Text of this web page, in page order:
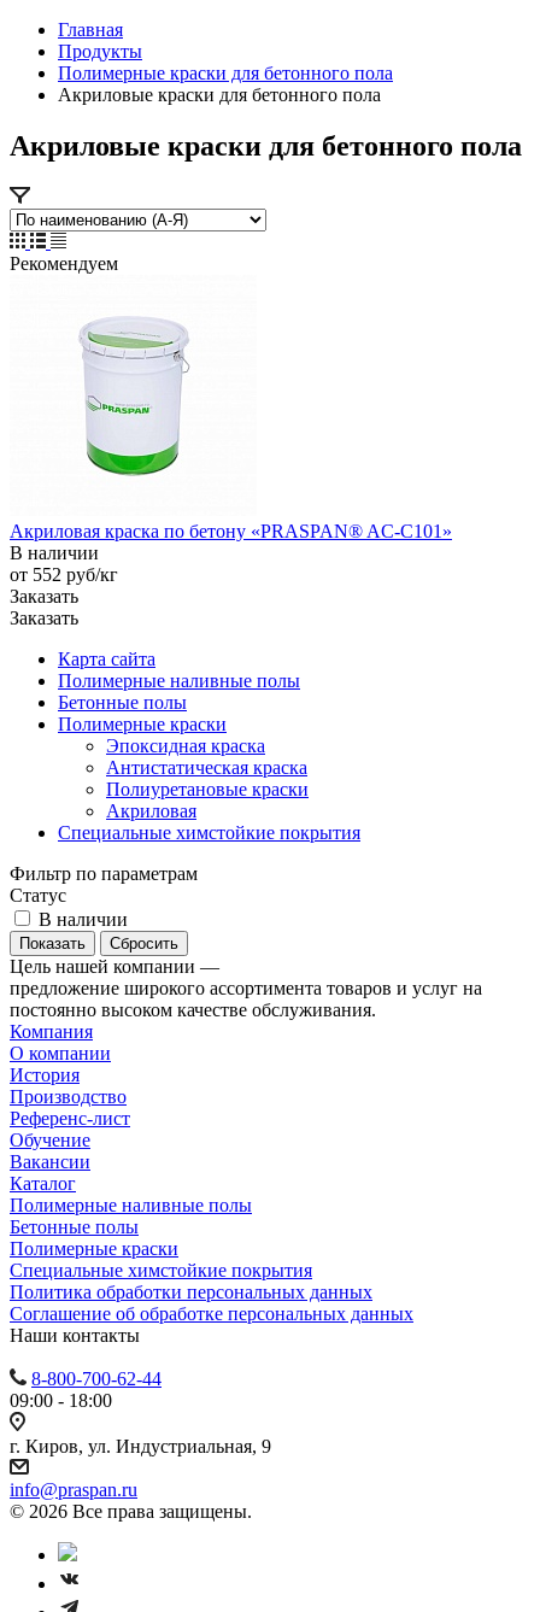
Главная
Продукты
Полимерные краски для бетонного пола
Акриловые краски для бетонного пола
Акриловые краски для бетонного пола
Рекомендуем
Акриловая краска по бетону «PRASPAN® AC-C101»
В наличии
от 552 руб/кг
Заказать
Заказать
Карта сайта
Полимерные наливные полы
Бетонные полы
Полимерные краски
Эпоксидная краска
Антистатическая краска
Полиуретановые краски
Акриловая
Специальные химстойкие покрытия
Фильтр по параметрам
Статус
В наличии
Сбросить
Цель нашей компании —
предложение широкого ассортимента товаров и услуг на
постоянно высоком качестве обслуживания.
Компания
О компании
История
Производство
Референс-лист
Обучение
Вакансии
Каталог
Полимерные наливные полы
Бетонные полы
Полимерные краски
Специальные химстойкие покрытия
Политика обработки персональных данных
Cоглашение об обработке персональных данных
Наши контакты
8-800-700-62-44
09:00 - 18:00
г. Киров, ул. Индустриальная, 9
info@praspan.ru
© 2026 Все права защищены.